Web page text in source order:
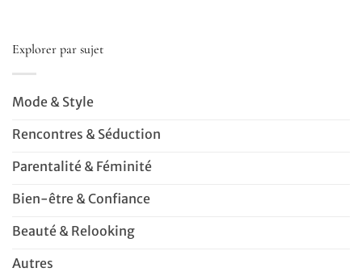
Explorer par sujet
Mode & Style
Rencontres & Séduction
Parentalité & Féminité
Bien-être & Confiance
Beauté & Relooking
Autres